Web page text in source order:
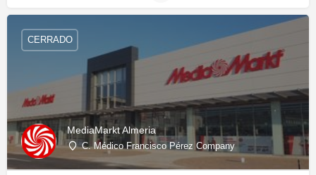
MediaMarkt Almeria
C. Médico Francisco Pérez Company
CERRADO